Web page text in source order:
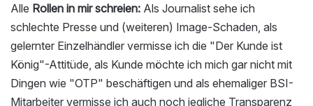
Alle Rollen in mir schreien: Als Journalist sehe ich
schlechte Presse und (weiteren) Image-Schaden, als
gelernter Einzelhändler vermisse ich die "Der Kunde ist
König"-Attitüde, als Kunde möchte ich mich gar nicht mit
Dingen wie "OTP" beschäftigen und als ehemaliger BSI-
Mitarbeiter vermisse ich auch noch jegliche Transparenz